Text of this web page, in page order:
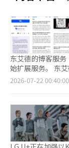
东艾德的博客服
始扩展服务。 东
格鲁斯的AI搜索和
经过AI搜索和引用
搜索和引用爬虫
本月初的约25万
51%。 合作伙伴
Day、金德镇的AI
2026-07-22 00:40:00